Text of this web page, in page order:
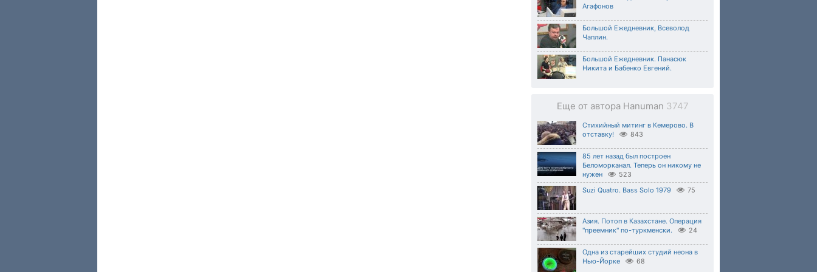
Агафонов
Большой Ежедневник, Всеволод
Чаплин.
Большой Ежедневник. Панасюк
Никита и Бабенко Евгений.
Еще от автора Hanuman 3747
Стихийный митинг в Кемерово. В
отставку!
843
85 лет назад был построен
Беломорканал. Теперь он никому не
нужен
523
Suzi Quatro. Bass Solo 1979 75
Азия. Потоп в Казахстане. Операция
"преемник" по-туркменски.
24
Одна из старейших студий неона в
Нью-Йорке
68